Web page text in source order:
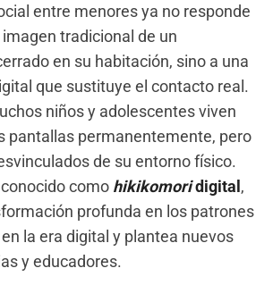
entre menores ya no responde
tradicional de un
en su habitación, sino a una
que sustituye el contacto real.
niños y adolescentes viven
pantallas permanentemente, pero
de su entorno físico.
como hikikomoridigital,
profunda en los patrones
la era digital y plantea nuevos
y educadores.